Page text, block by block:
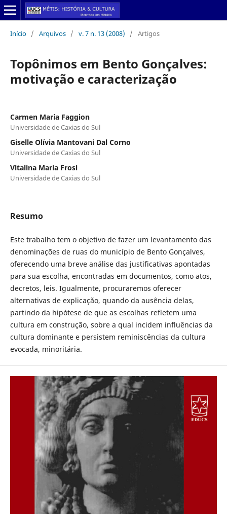
Início / Arquivos / v. 7 n. 13 (2008) / Artigos
Topônimos em Bento Gonçalves:
motivação e caracterização
Carmen Maria Faggion
Universidade de Caxias do Sul
Giselle Olívia Mantovani Dal Corno
Universidade de Caxias do Sul
Vitalina Maria Frosi
Universidade de Caxias do Sul
Resumo
Este trabalho tem o objetivo de fazer um levantamento das
denominações de ruas do município de Bento Gonçalves,
oferecendo uma breve análise das justificativas apontadas
para sua escolha, encontradas em documentos, como atos,
decretos, leis. Igualmente, procuraremos oferecer
alternativas de explicação, quando da ausência delas,
partindo da hipótese de que as escolhas refletem uma
cultura em construção, sobre a qual incidem influências da
cultura dominante e persistem reminiscências da cultura
evocada, minoritária.